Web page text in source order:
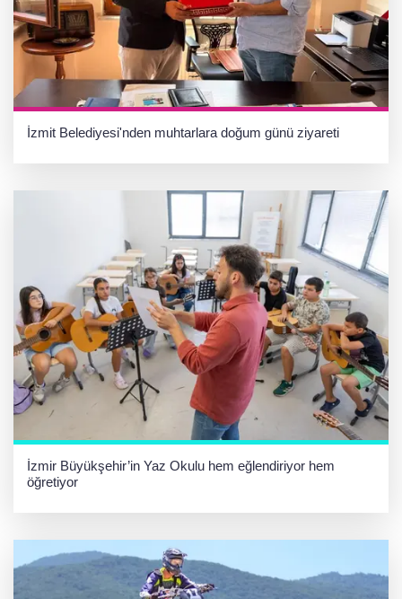
İzmit Belediyesi'nden muhtarlara doğum günü ziyareti
İzmir Büyükşehir’in Yaz Okulu hem eğlendiriyor hem
öğretiyor